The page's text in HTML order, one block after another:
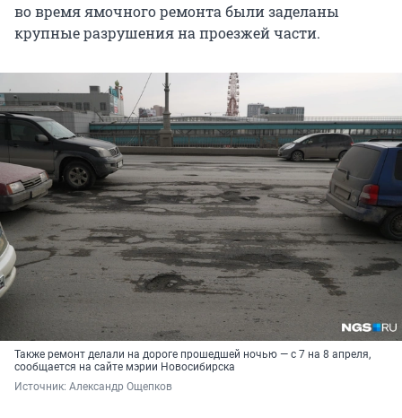
во время ямочного ремонта были заделаны
крупные разрушения на проезжей части.
Также ремонт делали на дороге прошедшей ночью — с 7 на 8 апреля,
сообщается на сайте мэрии Новосибирска
Источник: Александр Ощепков